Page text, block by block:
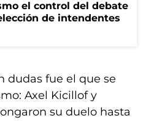
el control del debate
de intendentes
dudas fue el que se
Axel Kicillof y
su duelo hasta